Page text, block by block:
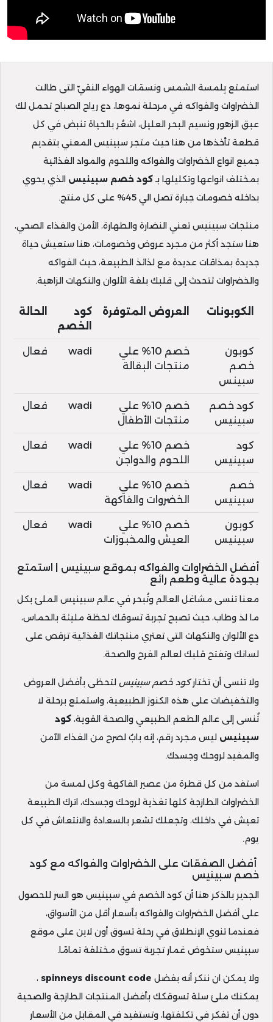
استمتع بِلمسة الشمس ونسمَات الهواء النقيّ التى طالت
الخضراوات والفواكه في مرحلة نموها، دع رياح الصباح تحمل لك
عبق الزهور ونسيم البحر العليل، اشعُر بالحياة تنبض في كل
قطعة تأخذها من هنا حيث متجر سبينيس المعني بتقديم
جميع انواع الخضراوات والفواكه واللحوم والمواد الغذائية
بمختلف انواعها وتكليلها بـكود خصم سبينيس الذي يحوي
بداخله خصومات جبارة تصل الي 45% على كل منتج.
منتجات سبينيس تعني النضارة والطهارة، الأمن والغذاء الصحي،
هنا ستجد أكثر من مجرد عروض وخصومات، هنا ستعيش حياة
جديدة بمذاقات عديدة مع لذائذ الطبيعة، حيث الفواكه
والخضراوات تتحدث إلى قلبك بلغة الألوان والنكهات الزاهية.
الكوبونات العروض المتوفرة
كود
الخصم
الحالة
كوبون
خصم
سبينس
خصم 10% علي
منتجات البقالة
wadi فعال
كود خصم
سبينيس
خصم 10% علي
منتجات الأطفال
wadi فعال
كود
سبينيس
خصم 10% علي
اللحوم والدواجن
wadi فعال
خصم
سبينيس
خصم 10% علي
الخضروات والفاكهة
wadi فعال
كوبون
سبينيس
خصم 10% علي
العيش والمخبوزات
wadi فعال
أفضل الخضراوات والفواكه بموقع سبينيس | استمتع
بجودة عالية وطعم رائع
معنا تنسى مشاغل العالم وتُبحر في عالم سبينيس الملئ بكل
ما لذ وطاب، حيث تصبح تجربة تسوقك لحظة مليئة بالحماس،
دع الألوان والنكهات التى تعتري منتجاتك الغذائية ترقص على
لسانك وتفتح قلبك لعالم الفرح والصحة.
ولا تنسى أن تختاركود خصم سبينيس لتحظى بأفضل العروض
والتخفيضات على هذه الكنوز الطبيعية، واستمتع برحلة لا
تُنسى إلى عالم الطعم الطبيعي والصحة القوية، كود
سبينيس ليس مجرد رقم، إنه بابٌ لصرح من الغذاء الآمن
والمفيد لروحك وجسدك.
استفد من كل قطرة من عصير الفاكهة وكل لمسة من
الخضراوات الطازجة كلها تغذية لروحك وجسدك، اترك الطبيعة
تعيش في داخلك، وتجعلك تشعر بالسعادة والانتعاش في كل
يوم.
أفضل الصفقات على الخضراوات والفواكه مع كود
خصم سبينيس
الجدير بالذكر هنا أن كود الخصم في سبينيس هو السر للحصول
على أفضل الخضراوات والفواكه بأسعار أقل من الأسواق،
فعندما تنوي الإنطلاق في رحلة تسوق أون لاين على موقع
سبينيس ستخوض غمار تجربة تسوق مختلفة تمامًا.
ولا يمكن ان ننكر أنه بفضل spinneys discount code ،
يمكنك ملئ سلة تسوقكك بأفضل المنتجات الطازجة والصحية
دون أن تفكر في تكلفتها، وتستفيد في المقابل من الأسعار